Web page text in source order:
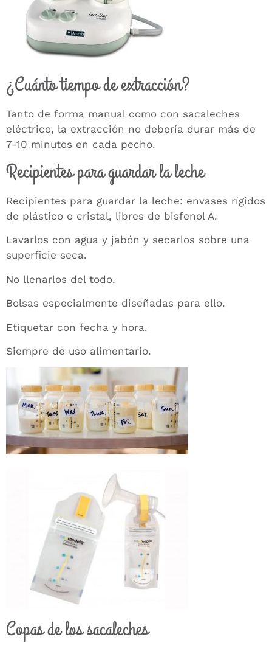
¿Cuánto tiempo de extracción?
Tanto de forma manual como con sacaleches
eléctrico, la extracción no debería durar más de
7-10 minutos en cada pecho.
Recipientes para guardar la leche
Recipientes para guardar la leche: envases rígidos
de plástico o cristal, libres de bisfenol A.
Lavarlos con agua y jabón y secarlos sobre una
superficie seca.
No llenarlos del todo.
Bolsas especialmente diseñadas para ello.
Etiquetar con fecha y hora.
Siempre de uso alimentario.
Copas de los sacaleches